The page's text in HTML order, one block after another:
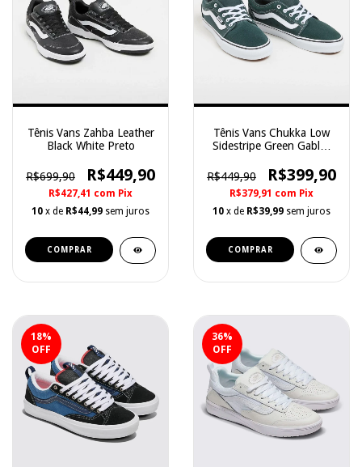
Tênis Vans Zahba Leather
Black White Preto
R$699,90 R$449,90
R$427,41 com Pix
10 x de R$44,99 sem juros
COMPRAR
Tênis Vans Chukka Low
Sidestripe Green Gables
R$449,90
R$399,90
R$379,91 com Pix
10 x de R$39,99 sem juros
COMPRAR
18%
OFF
36%
OFF